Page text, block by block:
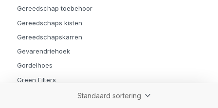
Gereedschap toebehoor
Gereedschaps kisten
Gereedschapskarren
Gevarendriehoek
Gordelhoes
Green Filters